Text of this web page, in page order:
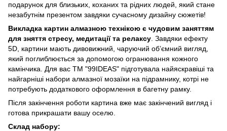
подарунок для близьких, коханих та рідних людей, який стане
незабутнім презентом завдяки сучасному дизайну сюжетів!
Викладка картин алмазною технікою є чудовим заняттям
для зняття стресу, медитації та релаксу . Завдяки ефекту
5D, картини мають дивовижний, чаруючий об’ємний вигляд,
який поглиблюється за допомогою огранювання кожного
камінчика. Для вас ТМ "99IDEAS" підготувала найяскравіші та
найгарніші набори алмазної мозаїки на підрамнику, котрі не
потребують додаткового оформлення в багетну рамку.
Після закінчення роботи картина вже має закінчений вигляд і
готова прикрашати вашу оселю.
Склад набору: